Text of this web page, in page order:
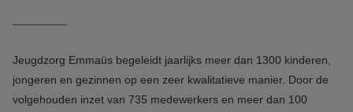
Jeugdzorg Emmaüs begeleidt jaarlijks meer dan 1300 kinderen,
jongeren en gezinnen op een zeer kwalitatieve manier. Door de
volgehouden inzet van 735 medewerkers en meer dan 100